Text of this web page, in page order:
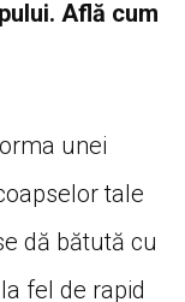
Află cum
unei
tale
dă bătută cu
fel de rapid